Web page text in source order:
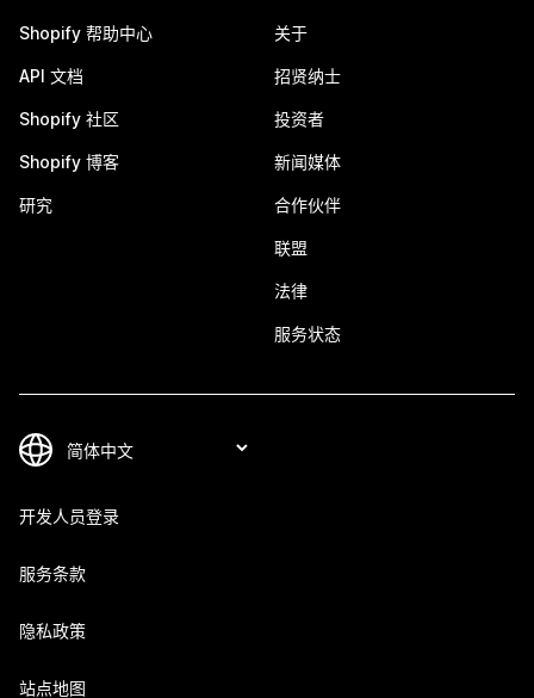
Shopify 帮助中心
API 文档
Shopify 社区
Shopify 博客
研究
关于
招贤纳士
投资者
新闻媒体
合作伙伴
联盟
法律
服务状态
开发人员登录
服务条款
隐私政策
站点地图